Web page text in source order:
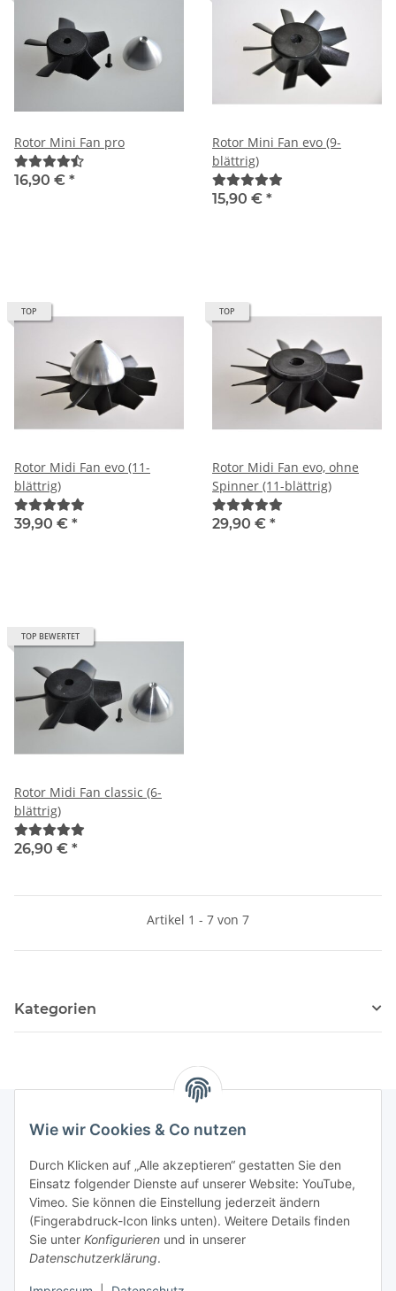
Rotor Mini Fan pro
16,90 € *
Rotor Mini Fan evo (9-
blättrig)
15,90 € *
TOP
Rotor Midi Fan evo (11-
blättrig)
39,90 € *
TOP
Rotor Midi Fan evo, ohne
Spinner (11-blättrig)
29,90 € *
TOP BEWERTET
Rotor Midi Fan classic (6-
blättrig)
26,90 € *
Artikel 1 - 7 von 7
Kategorien
Newsletter Abonnieren
Bitte senden Sie mir entsprechend Ihrer
Datenschutzerklärungregelmäßig und jederzeit widerruflich
Informationen zu Ihrem Produktsortiment per E-Mail zu.
Wie wir Cookies & Co nutzen
Durch Klicken auf „Alle akzeptieren“ gestatten Sie den
Einsatz folgender Dienste auf unserer Website: YouTube,
Vimeo. Sie können die Einstellung jederzeit ändern
(Fingerabdruck-Icon links unten). Weitere Details finden
Sie unter Konfigurieren und in unserer
Datenschutzerklärung.